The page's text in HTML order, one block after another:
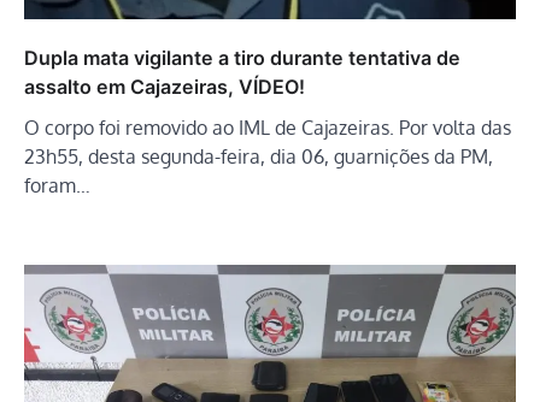
Dupla mata vigilante a tiro durante tentativa de
assalto em Cajazeiras, VÍDEO!
O corpo foi removido ao IML de Cajazeiras. Por volta das
23h55, desta segunda-feira, dia 06, guarnições da PM,
foram…